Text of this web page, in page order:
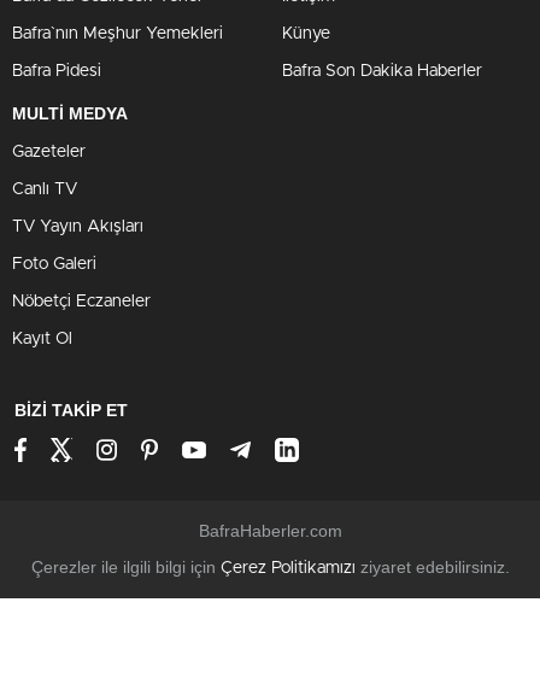
Bafra`nın Meşhur Yemekleri
Bafra Pidesi
Künye
Bafra Son Dakika Haberler
MULTİ MEDYA
Gazeteler
Canlı TV
TV Yayın Akışları
Foto Galeri
Nöbetçi Eczaneler
Kayıt Ol
BİZİ TAKİP ET
BafraHaberler.com
Çerezler ile ilgili bilgi için Çerez Politikamızı ziyaret edebilirsiniz.